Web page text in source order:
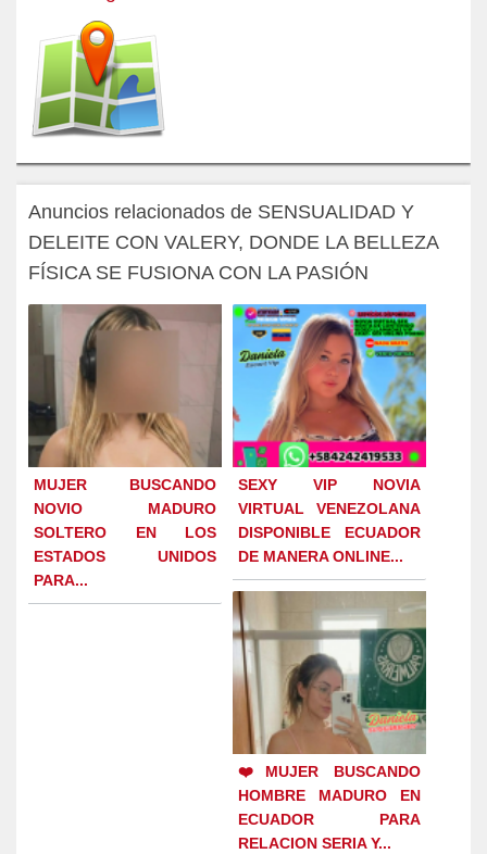
Anuncios relacionados de SENSUALIDAD Y
DELEITE CON VALERY, DONDE LA BELLEZA
FÍSICA SE FUSIONA CON LA PASIÓN
MUJER BUSCANDO
NOVIO MADURO
SOLTERO EN LOS
ESTADOS UNIDOS
PARA...
SEXY VIP NOVIA
VIRTUAL VENEZOLANA
DISPONIBLE ECUADOR
DE MANERA ONLINE...
❤️MUJER BUSCANDO
HOMBRE MADURO EN
ECUADOR PARA
RELACION SERIA Y...